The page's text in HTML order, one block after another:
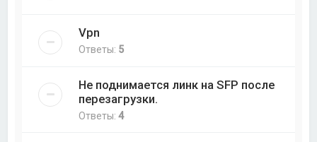
Vpn
Ответы: 5
Не поднимается линк на SFP после
перезагрузки.
Ответы:4